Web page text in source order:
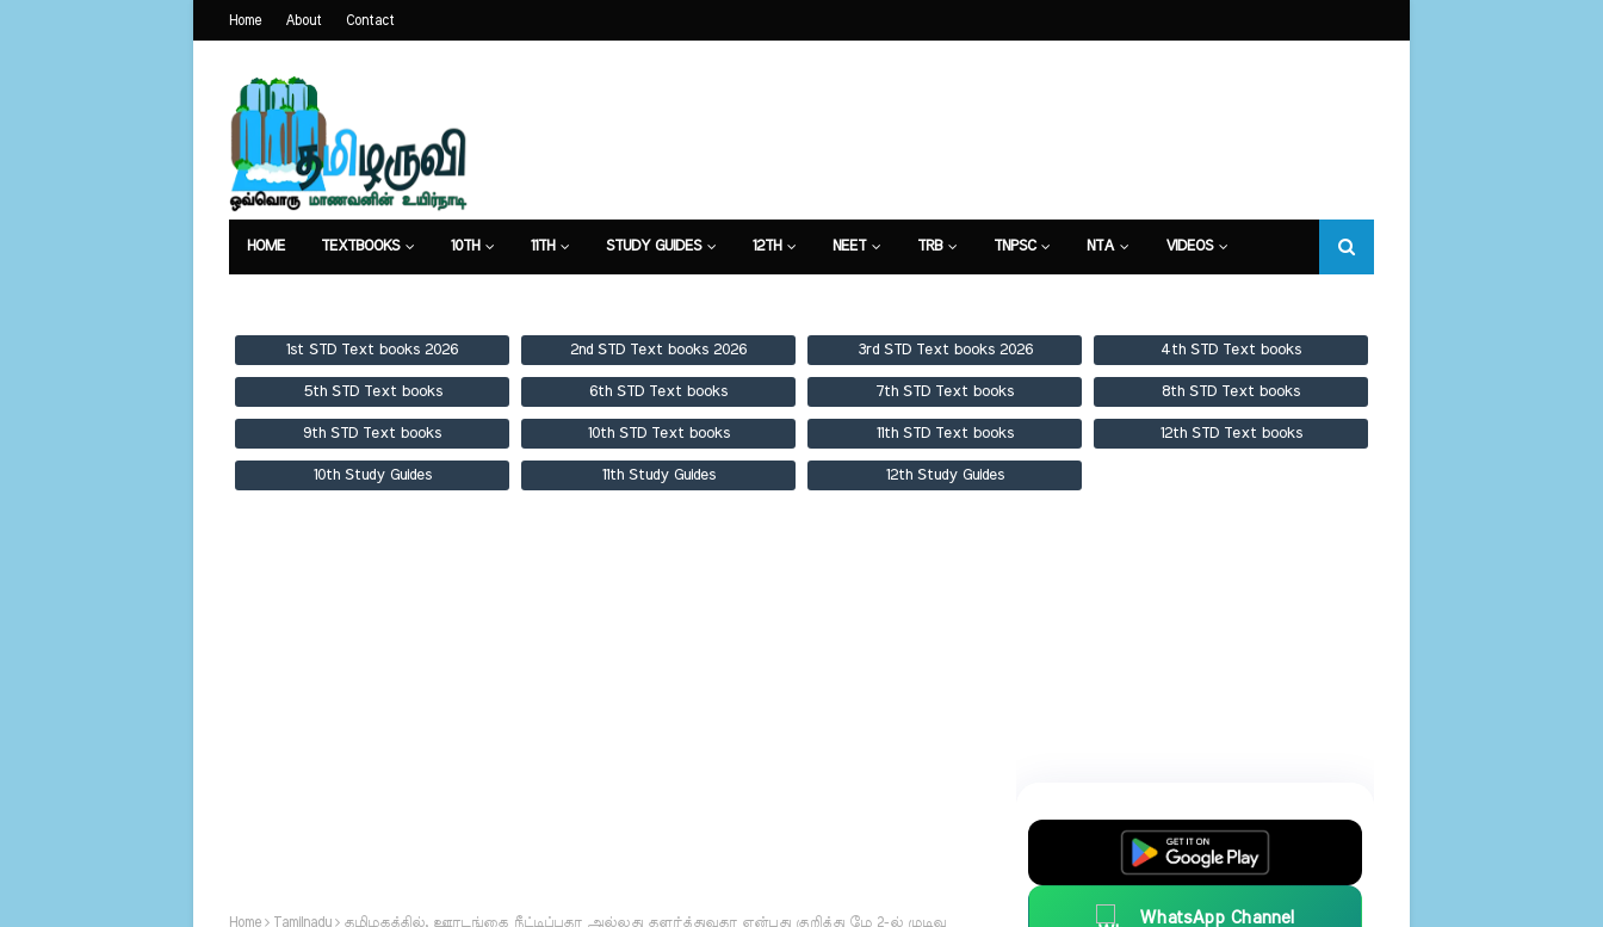
Home About Contact
HOME TEXTBOOKS 10TH 11TH STUDY GUIDES 12TH NEET TRB TNPSC NTA VIDEOS
1st STD Text books 2026 2nd STD Text books 2026 3rd STD Text books 2026 4th STD Text books
5th STD Text books 6th STD Text books 7th STD Text books 8th STD Text books
9th STD Text books 10th STD Text books 11th STD Text books 12th STD Text books
10th Study Guides 11th Study Guides 12th Study Guides
Home Tamilnadu தமிழகத்தில், ஊரடங்கை நீட்டிப்பதா அல்லது தளர்த்துவதா என்பது குறித்து மே 2-ல் முடிவு WhatsApp Channel